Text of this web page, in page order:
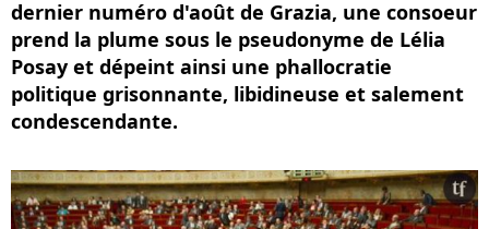
dernier numéro d'août de Grazia, une consoeur
prend la plume sous le pseudonyme de Lélia
Posay et dépeint ainsi une phallocratie
politique grisonnante, libidineuse et salement
condescendante.